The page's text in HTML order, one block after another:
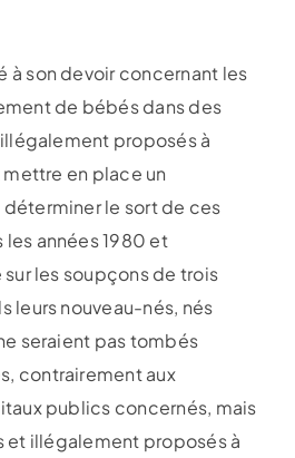
à son devoir concernant les
de bébés dans des
proposés à
en place un
le sort de ces
années 1980 et
les soupçons de trois
leurs nouveau-nés, nés
seraient pas tombés
contrairement aux
publics concernés, mais
et illégalement proposés à